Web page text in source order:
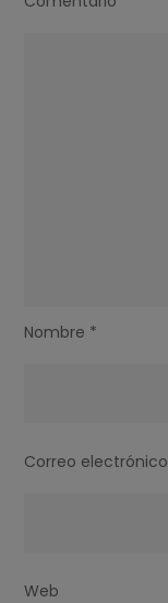
Nombre *
Correo electrónico
Web